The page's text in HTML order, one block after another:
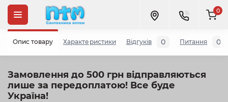
Замовлення до 500 грн відправляються
лише за передоплатою! Все буде
Україна!
0
Опис товару Характеристики Відгуків 0 Питання 0